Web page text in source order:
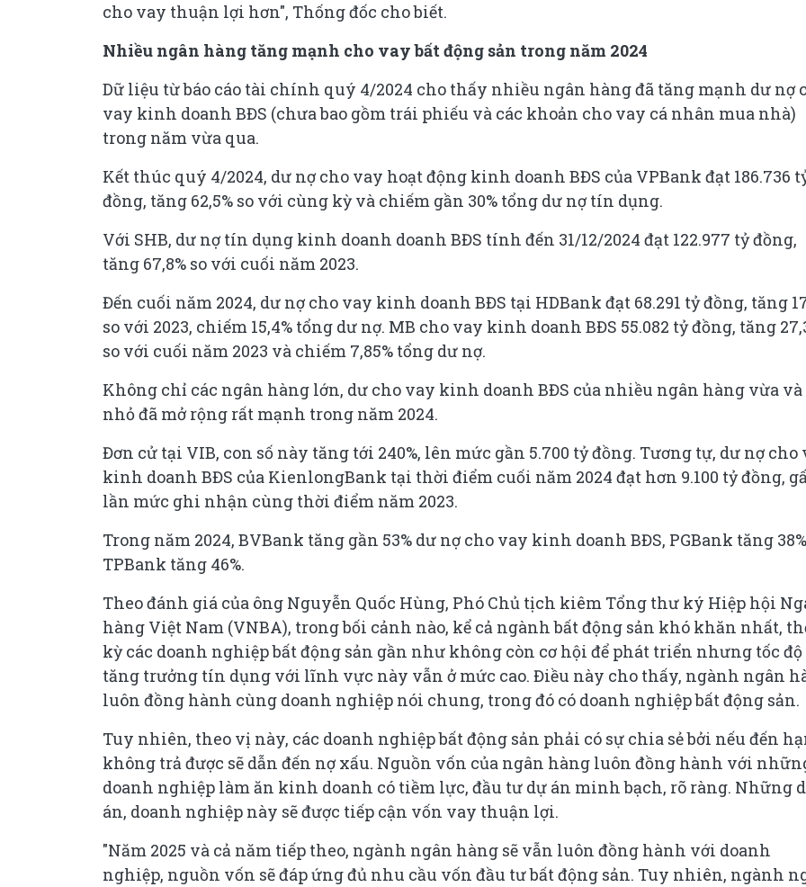
cho vay thuận lợi hơn", Thống đốc cho biết.
Nhiều ngân hàng tăng mạnh cho vay bất động sản trong năm 2024
Dữ liệu từ báo cáo tài chính quý 4/2024 cho thấy nhiều ngân hàng đã tăng mạnh dư nợ
vay kinh doanh BĐS (chưa bao gồm trái phiếu và các khoản cho vay cá nhân mua nhà)
trong năm vừa qua.
Kết thúc quý 4/2024, dư nợ cho vay hoạt động kinh doanh BĐS của VPBank đạt ‏‏186.736 tỷ
Đến cuối năm 2024, dư nợ cho vay kinh doanh BĐS tại HDBank đạt 68.291 tỷ đồng, tăng
so với 2023, chiếm 15,4% tổng dư nợ. MB cho vay kinh doanh BĐS 55.082 tỷ đồng, tăng
so với cuối năm 2023 và chiếm 7,85% tổng dư nợ.
nhỏ đã mở rộng rất mạnh trong năm 2024.
Đơn cử tại VIB, con số này tăng tới 240%, lên mức gần 5.700 tỷ đồng. Tương tự, dư nợ cho
kinh doanh BĐS của KienlongBank tại thời điểm cuối năm 2024 đạt hơn 9.100 tỷ đồng,
lần mức ghi nhận cùng thời điểm năm 2023.
Trong năm 2024, BVBank tăng gần 53% dư nợ cho vay kinh doanh BĐS, PGBank tăng
Theo đánh giá của ông Nguyễn Quốc Hùng, Phó Chủ tịch kiêm Tổng thư ký Hiệp hội
hàng Việt Nam (VNBA), trong bối cảnh nào, kể cả ngành bất động sản khó khăn nhất,
kỳ các doanh nghiệp bất động sản gần như không còn cơ hội để phát triển nhưng tốc độ
tăng trưởng tín dụng với lĩnh vực này vẫn ở mức cao. Điều này cho thấy, ngành ngân
luôn đồng hành cùng doanh nghiệp nói chung, trong đó có doanh nghiệp bất động sản.
Tuy nhiên, theo vị này, các doanh nghiệp bất động sản phải có sự chia sẻ bởi nếu đến
không trả được sẽ dẫn đến nợ xấu. Nguồn vốn của ngân hàng luôn đồng hành với
doanh nghiệp làm ăn kinh doanh có tiềm lực, đầu tư dự án minh bạch, rõ ràng. Những
án, doanh nghiệp này sẽ được tiếp cận vốn vay thuận lợi.
"Năm 2025 và cả năm tiếp theo, ngành ngân hàng sẽ vẫn luôn đồng hành với doanh
nghiệp, nguồn vốn sẽ đáp ứng đủ nhu cầu vốn đầu tư bất động sản. Tuy nhiên, ngành